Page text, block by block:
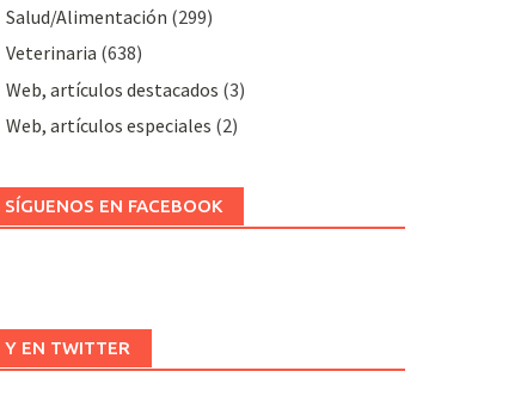
Salud/Alimentación (299)
Veterinaria (638)
Web, artículos destacados (3)
Web, artículos especiales (2)
SÍGUENOS EN FACEBOOK
Y EN TWITTER